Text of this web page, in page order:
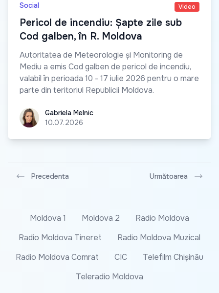
Social Video
Pericol de incendiu: Șapte zile sub
Cod galben, în R. Moldova
Autoritatea de Meteorologie și Monitoring de
Mediu a emis Cod galben de pericol de incendiu,
valabil în perioada 10 - 17 iulie 2026 pentru o mare
parte din teritoriul Republicii Moldova.
Gabriela Melnic
Gabriela Melnic
10.07.2026
Precedenta Următoarea
Moldova 1 Moldova 2
Radio Moldova
Radio Moldova Tineret
Radio Moldova Muzical
Radio Moldova Comrat
CIC
Telefilm Chișinău
Teleradio Moldova